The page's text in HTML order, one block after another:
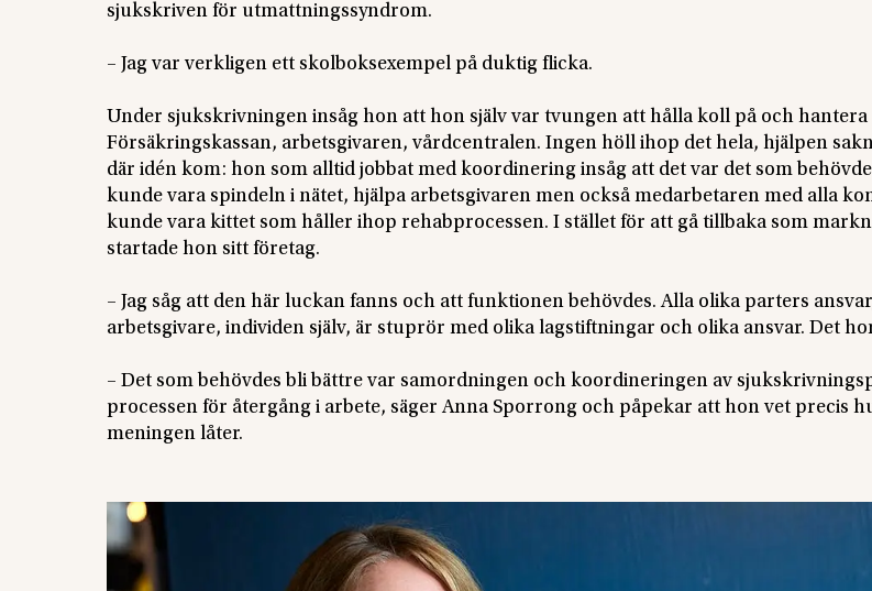
sjukskriven för utmattningssyndrom.
– Jag var verkligen ett skolboksexempel på duktig flicka.
Under sjukskrivningen insåg hon att hon själv var tvungen att hålla koll på och
Försäkringskassan, arbetsgivaren, vårdcentralen. Ingen höll ihop det hela, hjälpen
där idén kom: hon som alltid jobbat med koordinering insåg att det var det som
kunde vara spindeln i nätet, hjälpa arbetsgivaren men också medarbetaren med alla
kunde vara kittet som håller ihop rehabprocessen. I stället för att gå tillbaka som
startade hon sitt företag.
– Jag såg att den här luckan fanns och att funktionen behövdes. Alla olika parters
arbetsgivare, individen själv, är stuprör med olika lagstiftningar och olika ansvar. Det
– Det som behövdes bli bättre var samordningen och koordineringen av
processen för återgång i arbete, säger Anna Sporrong och påpekar att hon vet precis
meningen låter.